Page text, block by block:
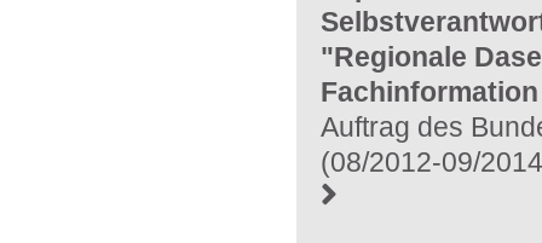
"Regionale
Fachinformation
Auftrag des
(08/2012-09/